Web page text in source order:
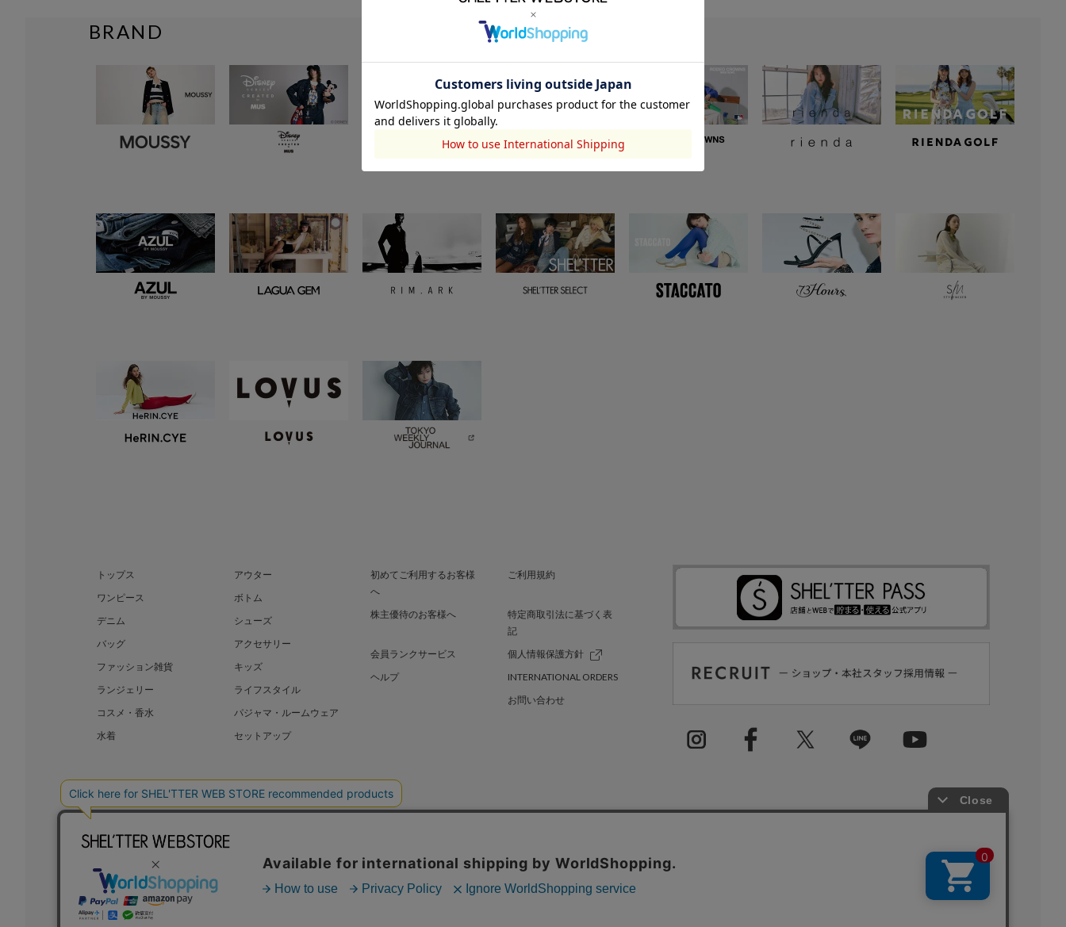
BRAND
トップス
アウター
ワンピース
ボトム
デニム
シューズ
バッグ
アクセサリー
ファッション雑貨
キッズ
ランジェリー
ライフスタイル
コスメ・香水
パジャマ・ルームウェア
水着
セットアップ
初めてご利用するお客様
へ
ご利用規約
株主優待のお客様へ
特定商取引法に基づく表
記
会員ランクサービス
個人情報保護方針
ヘルプ
INTERNATIONAL ORDERS
お問い合わせ
BAROQUE JAPAN LIMITED SHEL’TTER GREEN 採用情報
COPYRIGHT © BAROQUE JAPAN LIMITED ALL RIGHTS RESERVED.